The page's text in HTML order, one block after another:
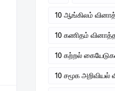
10 ஆங்கிலம்
10 கணிதம்
10 கற்றல்
10 சமூக அறிவியல்